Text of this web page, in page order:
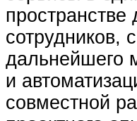
пространстве
сотрудников,
дальнейшего
и
совместной